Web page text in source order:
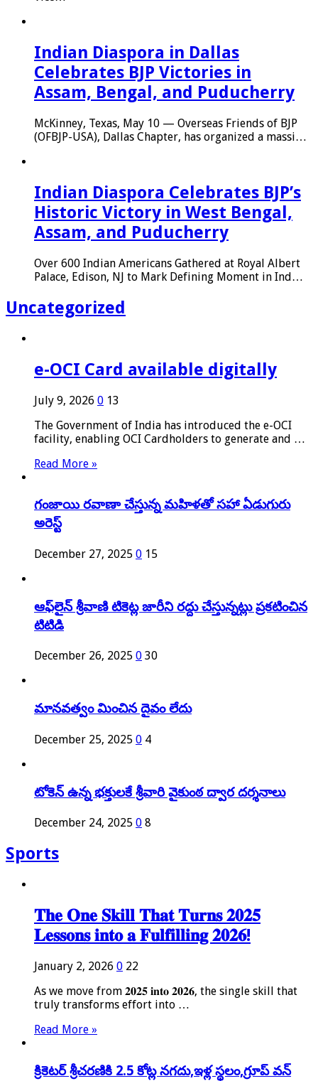
Indian Diaspora in Dallas
Celebrates BJP Victories in
Assam, Bengal, and Puducherry
McKinney, Texas, May 10 — Overseas Friends of BJP
(OFBJP-USA), Dallas Chapter, has organized a massi…
Indian Diaspora Celebrates BJP’s
Historic Victory in West Bengal,
Assam, and Puducherry
Over 600 Indian Americans Gathered at Royal Albert
Palace, Edison, NJ to Mark Defining Moment in Ind…
Uncategorized
e-OCI Card available digitally
July 9, 2026 0 13
The Government of India has introduced the e-OCI
facility, enabling OCI Cardholders to generate and …
Read More »
గంజాయి రవాణా చేస్తున్న మహిళతో సహా ఏడుగురు
అరెస్ట్
December 27, 2025 0 15
ఆఫ్‌లైన్ శ్రీ‌వాణి టికెట్ల జారీని రద్దు చేస్తున్నట్లు ప్రకటించిన
టిటిడి
December 26, 2025 0 30
మానవత్వం మించిన దైవం లేదు
December 25, 2025 0 4
టోకెన్ ఉన్న భక్తులకే శ్రీవారి వైకుంఠ ద్వార దర్శనాలు
December 24, 2025 0 8
Sports
𝐓𝐡𝐞 𝐎𝐧𝐞 𝐒𝐤𝐢𝐥𝐥 𝐓𝐡𝐚𝐭 𝐓𝐮𝐫𝐧𝐬 𝟐𝟎𝟐𝟓
𝐋𝐞𝐬𝐬𝐨𝐧𝐬 𝐢𝐧𝐭𝐨 𝐚 𝐅𝐮𝐥𝐟𝐢𝐥𝐥𝐢𝐧𝐠 𝟐𝟎𝟐𝟔!
January 2, 2026 0 22
As we move from 𝟐𝟎𝟐𝟓 𝐢𝐧𝐭𝐨 𝟐𝟎𝟐𝟔, the single skill that
truly transforms effort into …
Read More »
క్రికెటర్ శ్రీచరణికి 2.5 కోట్ల నగదు,ఇళ్ల స్థలం,గ్రూప్ వన్